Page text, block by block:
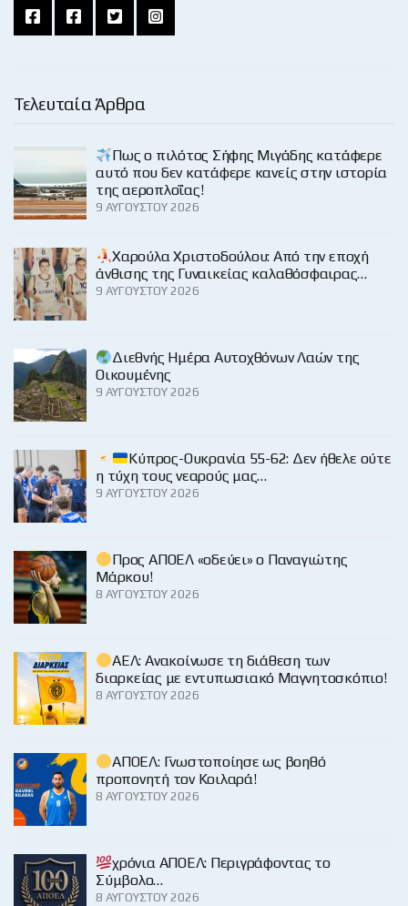
Τελευταία Άρθρα
Πως ο πιλότος Σήφης Μιγάδης κατάφερε
αυτό που δεν κατάφερε κανείς στην ιστορία
της αεροπλοΐας!
9 ΑΥΓΟΎΣΤΟΥ 2026
Χαρούλα Χριστοδούλου: Από την εποχή
άνθισης της Γυναικείας καλαθόσφαιρας…
9 ΑΥΓΟΎΣΤΟΥ 2026
Διεθνής Ημέρα Αυτοχθόνων Λαών της
Οικουμένης
9 ΑΥΓΟΎΣΤΟΥ 2026
Κύπρος-Ουκρανία 55-62: Δεν ήθελε ούτε
η τύχη τους νεαρούς μας…
9 ΑΥΓΟΎΣΤΟΥ 2026
Προς ΑΠΟΕΛ «οδεύει» ο Παναγιώτης
Μάρκου!
8 ΑΥΓΟΎΣΤΟΥ 2026
ΑΕΛ: Ανακοίνωσε τη διάθεση των
διαρκείας με εντυπωσιακό Μαγνητοσκόπιο!
8 ΑΥΓΟΎΣΤΟΥ 2026
ΑΠΟΕΛ: Γνωστοποίησε ως βοηθό
προπονητή τον Κοιλαρά!
8 ΑΥΓΟΎΣΤΟΥ 2026
χρόνια ΑΠΟΕΛ: Περιγράφοντας το
Σύμβολο…
8 ΑΥΓΟΎΣΤΟΥ 2026